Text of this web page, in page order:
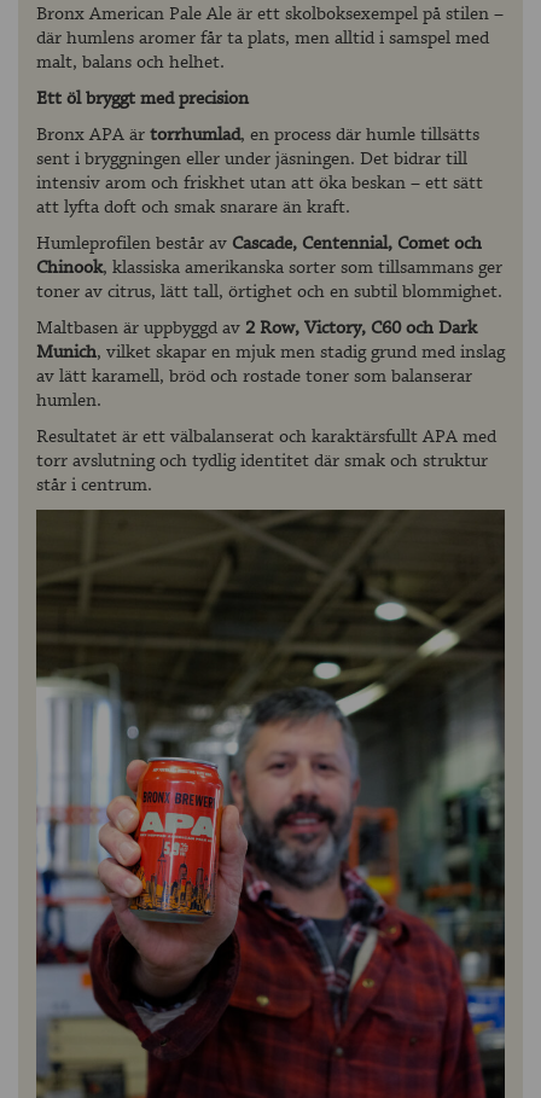
Bronx American Pale Ale är ett skolboksexempel på stilen –
där humlens aromer får ta plats, men alltid i samspel med
malt, balans och helhet.
Ett öl bryggt med precision
Bronx APA ärtorrhumlad, en process där humle tillsätts
sent i bryggningen eller under jäsningen. Det bidrar till
intensiv arom och friskhet utan att öka beskan – ett sätt
att lyfta doft och smak snarare än kraft.
Humleprofilen består av Cascade, Centennial, Comet och
Chinook, klassiska amerikanska sorter som tillsammans ger
toner av citrus, lätt tall, örtighet och en subtil blommighet.
Maltbasen är uppbyggd av 2 Row, Victory, C60 och Dark
Munich, vilket skapar en mjuk men stadig grund med inslag
av lätt karamell, bröd och rostade toner som balanserar
humlen.
Resultatet är ett välbalanserat och karaktärsfullt APA med
torr avslutning och tydlig identitet där smak och struktur
står i centrum.